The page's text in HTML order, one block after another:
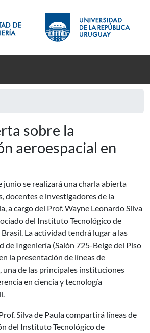
sobre la
aeroespacial en
junio se realizará una charla abierta
docentes e investigadores de la
a cargo del Prof. Wayne Leonardo Silva
del Instituto Tecnológico de
La actividad tendrá lugar a las
de Ingeniería (Salón 725-Beige del Piso
la presentación de líneas de
una de las principales instituciones
en ciencia y tecnología
Silva de Paula compartirá líneas de
del Instituto Tecnológico de